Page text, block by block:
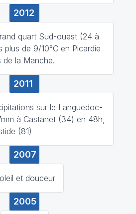
2012
quart Sud-ouest (24 à
plus de 9/10°C en Picardie
de la Manche.
2011
sur le Languedoc-
à Castanet (34) en 48h,
(81)
2007
et douceur
2005